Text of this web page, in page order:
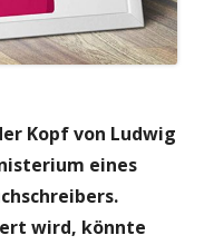
Kopf von Ludwig
eines
wird, könnte